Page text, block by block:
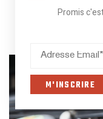
Promis